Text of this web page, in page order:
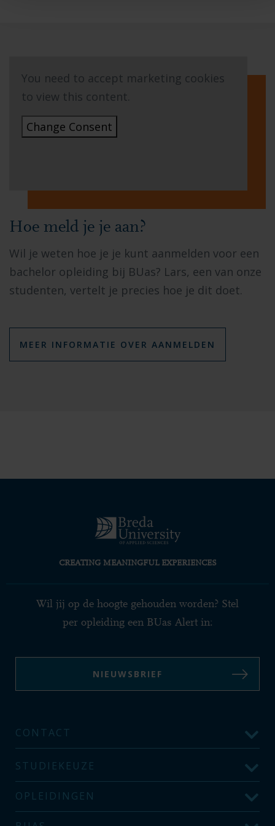
Hoe meld je je aan?
Wil je weten hoe je je kunt aanmelden voor een
bachelor opleiding bij BUas? Lars, een van onze
studenten, vertelt je precies hoe je dit doet.
MEER INFORMATIE OVER AANMELDEN
You need to accept marketing cookies
to view this content.
Change Consent
CREATING MEANINGFUL EXPERIENCES
Wil jij op de hoogte gehouden worden? Stel
per opleiding een BUas Alert in:
NIEUWSBRIEF
CONTACT
STUDIEKEUZE
OPLEIDINGEN